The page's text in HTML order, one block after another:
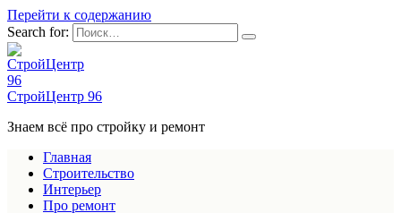
Перейти к содержанию
Search for:
СтройЦентр 96
Знаем всё про стройку и ремонт
Главная
Строительство
Интерьер
Про ремонт